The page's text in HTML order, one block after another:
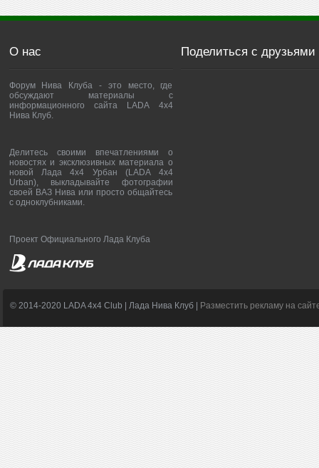
О нас
Форум Нива Клуба - это место, где
обсуждают материалы с
информационного сайта LADA 4x4
Нива Клуб.
Делитесь своими впечатлениями о
новостях и эксклюзивных материала о
новой Лада 4х4 Урбан (LADA 4x4
Urban), выкладывайте фотографии
своей ВАЗ Нива или просто общайтесь
с одноклубниками.
Проект Официального Лада Клуба
Поделиться с друзьями
© 2014-2020 LADA 4x4 Club | Лада Нива Клуб | Разместить рекламу на